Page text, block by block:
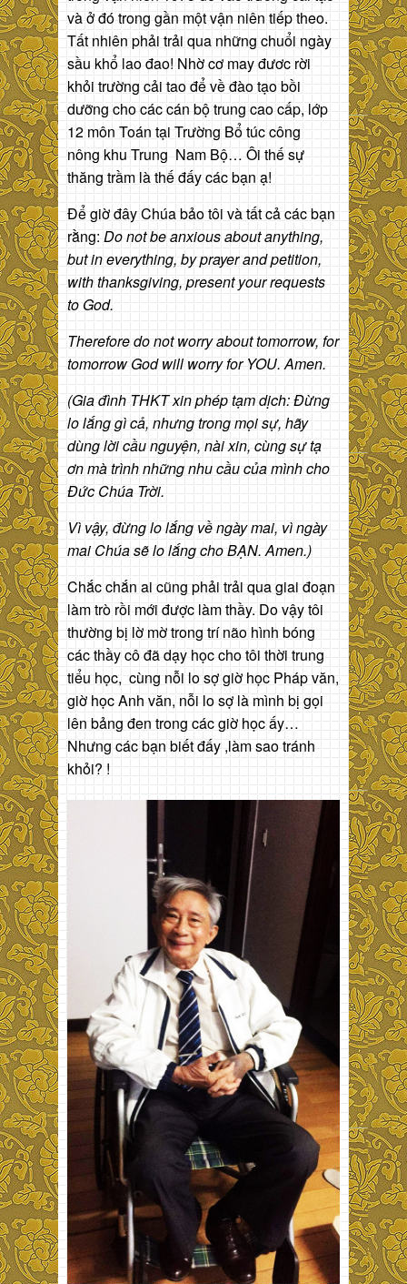
và ở đó trong gần một vận niên tiếp theo.
Tất nhiên phải trải qua những chuổi ngày
sầu khổ lao đao! Nhờ cơ may đươc rời
khỏi trường cải tao để về đào tạo bồi
dưỡng cho các cán bộ trung cao cấp, lớp
12 môn Toán tại Trường Bổ túc công
nông khu Trung Nam Bộ… Ôi thế sự
thăng trầm là thế đấy các bạn ạ!
Để giờ đây Chúa bảo tôi và tất cả các bạn
rằng: Do not be anxious about anything,
but in everything, by prayer and petition,
with thanksgiving, present your requests
to God.
Therefore do not worry about tomorrow, for
tomorrow God will worry for YOU. Amen.
(Gia đình THKT xin phép tạm dịch: Đừng
lo lắng gì cả, nhưng trong mọi sự, hãy
dùng lời cầu nguyện, nài xin, cùng sự tạ
ơn mà trình những nhu cầu của mình cho
Đức Chúa Trời.
Vì vậy, đừng lo lắng về ngày mai, vì ngày
mai Chúa sẽ lo lắng cho BẠN. Amen.)
Chắc chắn ai cũng phải trải qua giai đoạn
làm trò rồi mới được làm thầy. Do vậy tôi
thường bị lờ mờ trong trí não hình bóng
các thầy cô đã dạy học cho tôi thời trung
tiểu học, cùng nỗi lo sợ giờ học Pháp văn,
giờ học Anh văn, nỗi lo sợ là mình bị gọi
lên bảng đen trong các giờ học ấy…
Nhưng các bạn biết đấy ,làm sao tránh
khỏi? !